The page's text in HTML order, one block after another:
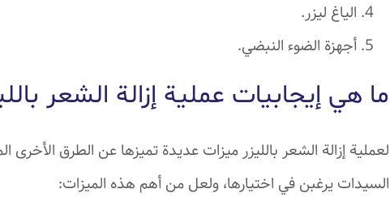
الياغ ليزر.
أجهزة الضوء النبضي.
ما هي إيجابيات عملية إزالة الشعر
لعملية إزالة الشعر بالليزر ميزات عديدة تميزها عن الطرق الأخرى
السيدات يرغبن في اختيارها، ولعل من أهم هذه الميزات: